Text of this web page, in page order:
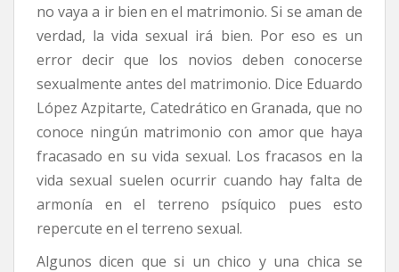
no vaya a ir bien en el matrimonio. Si se aman de
verdad, la vida sexual irá bien. Por eso es un
error decir que los novios deben conocerse
sexualmente antes del matrimonio. Dice Eduardo
López Azpitarte, Catedrático en Granada, que no
conoce ningún matrimonio con amor que haya
fracasado en su vida sexual. Los fracasos en la
vida sexual suelen ocurrir cuando hay falta de
armonía en el terreno psíquico pues esto
repercute en el terreno sexual.
Algunos dicen que si un chico y una chica se